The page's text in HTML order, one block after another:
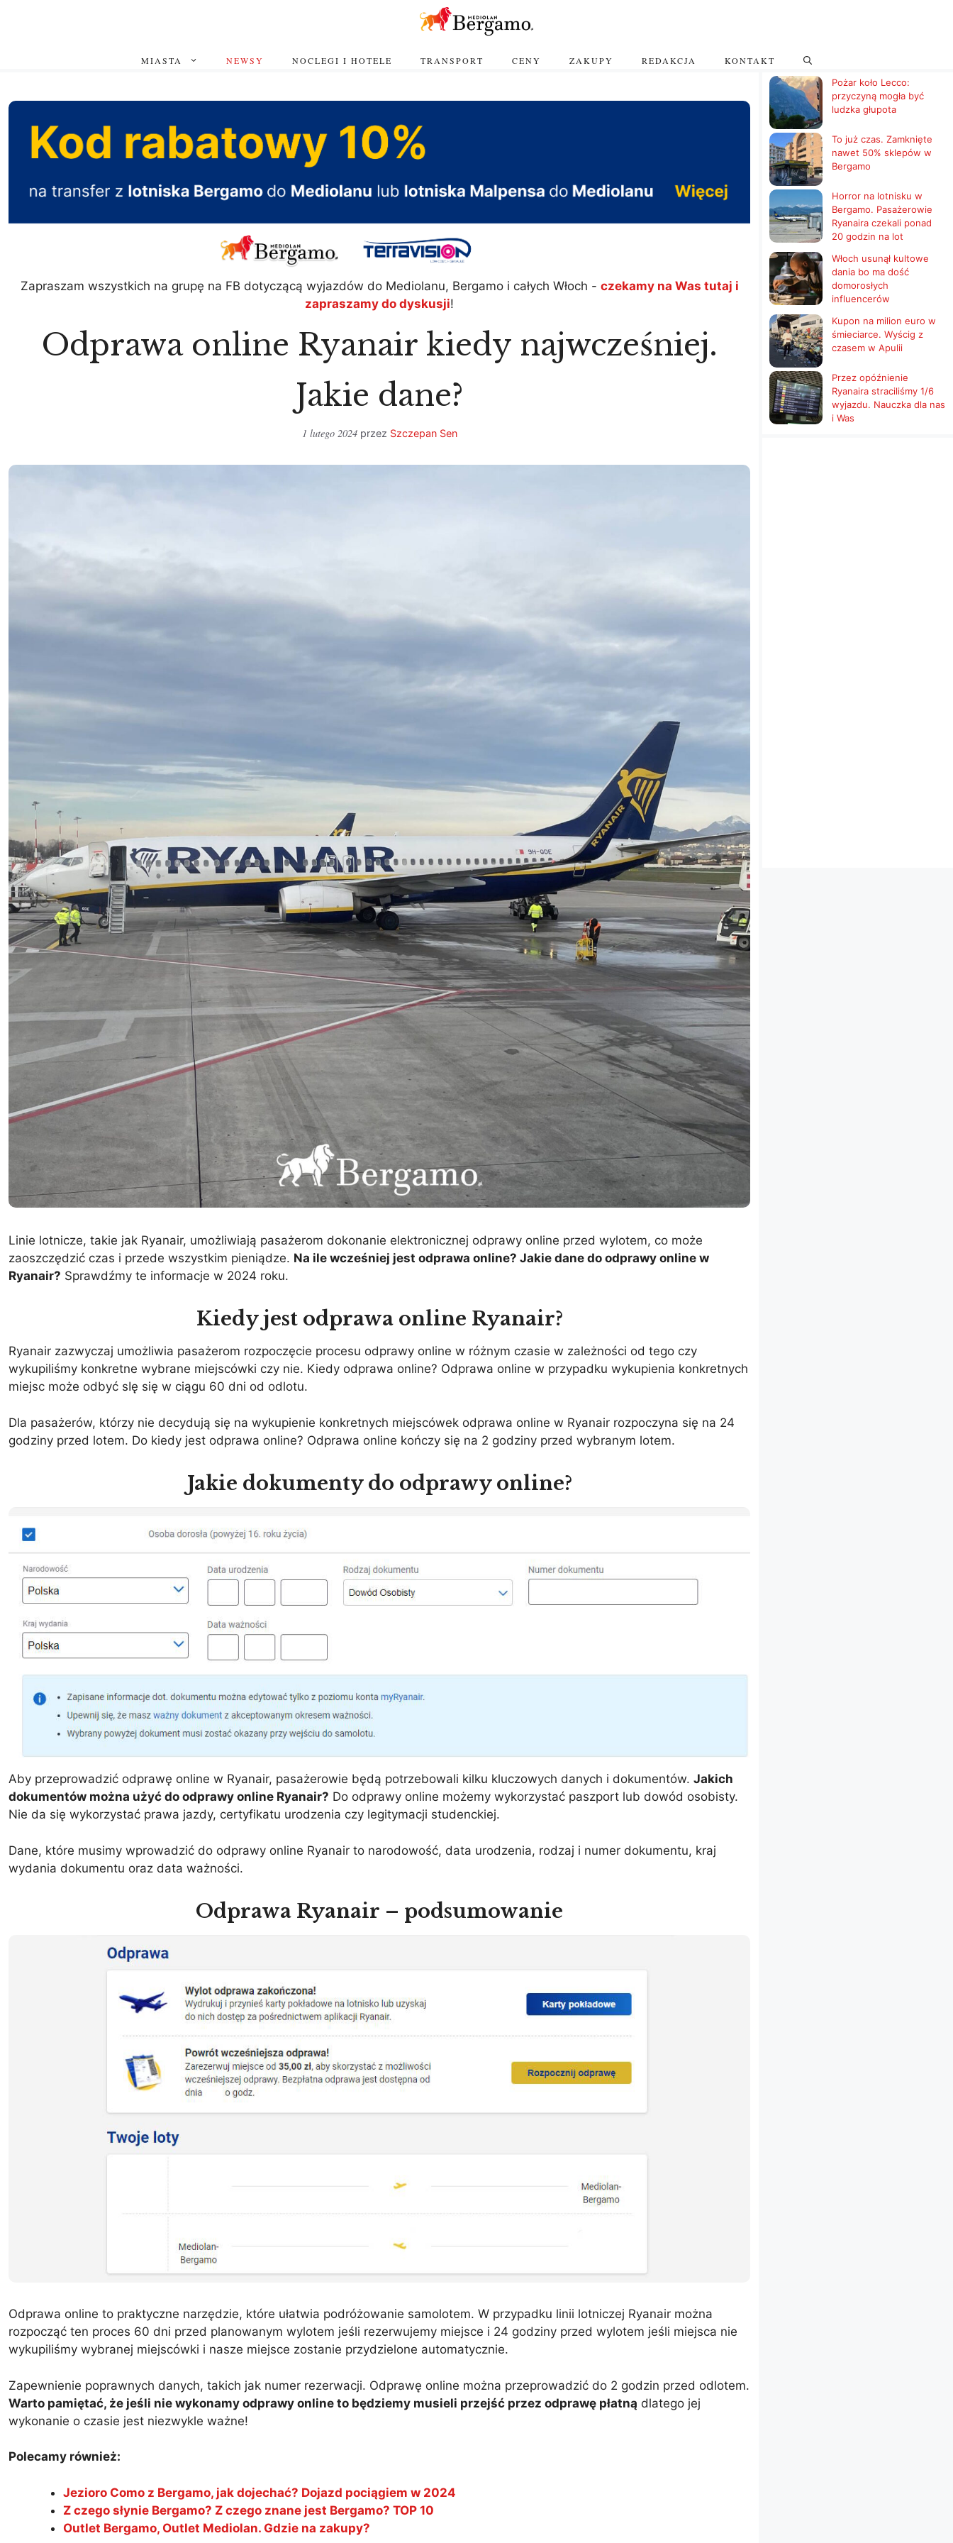
MIASTA NEWSY NOCLEGI I HOTELE TRANSPORT CENY ZAKUPY REDAKCJA KONTAKT
Zapraszam wszystkich na grupę na FB dotyczącą wyjazdów do Mediolanu, Bergamo i całych Włoch - czekamy na Was tutaj i
zapraszamy do dyskusji!
Odprawa online Ryanair kiedy najwcześniej.
Jakie dane?
1 lutego 2024 przez Szczepan Sen
Linie lotnicze, takie jak Ryanair, umożliwiają pasażerom dokonanie elektronicznej odprawy online przed wylotem, co może
zaoszczędzić czas i przede wszystkim pieniądze. Na ile wcześniej jest odprawa online? Jakie dane do odprawy online w
Ryanair? Sprawdźmy te informacje w 2024 roku.
Kiedy jest odprawa online Ryanair?
Ryanair zazwyczaj umożliwia pasażerom rozpoczęcie procesu odprawy online w różnym czasie w zależności od tego czy
wykupiliśmy konkretne wybrane miejscówki czy nie. Kiedy odprawa online? Odprawa online w przypadku wykupienia konkretnych
miejsc może odbyć sIę się w ciągu 60 dni od odlotu.
Dla pasażerów, którzy nie decydują się na wykupienie konkretnych miejscówek odprawa online w Ryanair rozpoczyna się na 24
godziny przed lotem. Do kiedy jest odprawa online? Odprawa online kończy się na 2 godziny przed wybranym lotem.
Jakie dokumenty do odprawy online?
Aby przeprowadzić odprawę online w Ryanair, pasażerowie będą potrzebowali kilku kluczowych danych i dokumentów. Jakich
dokumentów można użyć do odprawy online Ryanair? Do odprawy online możemy wykorzystać paszport lub dowód osobisty.
Nie da się wykorzystać prawa jazdy, certyfikatu urodzenia czy legitymacji studenckiej.
Dane, które musimy wprowadzić do odprawy online Ryanair to narodowość, data urodzenia, rodzaj i numer dokumentu, kraj
wydania dokumentu oraz data ważności.
Odprawa Ryanair – podsumowanie
Odprawa online to praktyczne narzędzie, które ułatwia podróżowanie samolotem. W przypadku linii lotniczej Ryanair można
rozpocząć ten proces 60 dni przed planowanym wylotem jeśli rezerwujemy miejsce i 24 godziny przed wylotem jeśli miejsca nie
wykupiliśmy wybranej miejscówki i nasze miejsce zostanie przydzielone automatycznie.
Zapewnienie poprawnych danych, takich jak numer rezerwacji. Odprawę online można przeprowadzić do 2 godzin przed odlotem.
Warto pamiętać, że jeśli nie wykonamy odprawy online to będziemy musieli przejść przez odprawę płatną dlatego jej
wykonanie o czasie jest niezwykle ważne!
Polecamy również:
Jezioro Como z Bergamo, jak dojechać? Dojazd pociągiem w 2024
Z czego słynie Bergamo? Z czego znane jest Bergamo? TOP 10
Outlet Bergamo, Outlet Mediolan. Gdzie na zakupy?
Pożar koło Lecco:
przyczyną mogła być
ludzka głupota
To już czas. Zamknięte
nawet 50% sklepów w
Bergamo
Horror na lotnisku w
Bergamo. Pasażerowie
Ryanaira czekali ponad
20 godzin na lot
Włoch usunął kultowe
dania bo ma dość
domorosłych
influencerów
Kupon na milion euro w
śmieciarce. Wyścig z
czasem w Apulii
Przez opóźnienie
Ryanaira straciliśmy 1/6
wyjazdu. Nauczka dla nas
i Was